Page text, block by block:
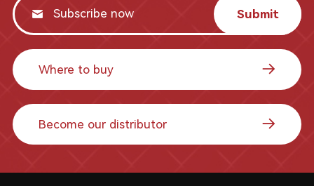
Submit
Where to buy
Become our distributor